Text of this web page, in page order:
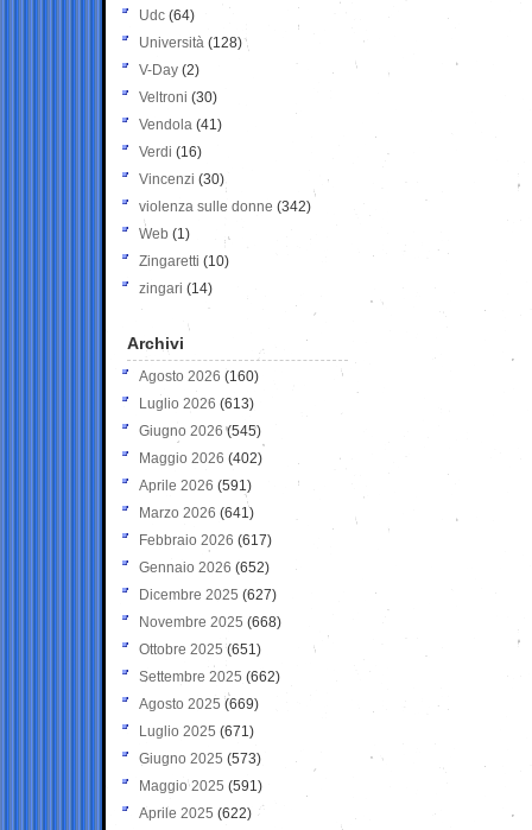
Udc (64)
Università (128)
V-Day (2)
Veltroni (30)
Vendola (41)
Verdi (16)
Vincenzi (30)
violenza sulle donne (342)
Web (1)
Zingaretti (10)
zingari (14)
Archivi
Agosto 2026 (160)
Luglio 2026 (613)
Giugno 2026 (545)
Maggio 2026 (402)
Aprile 2026 (591)
Marzo 2026 (641)
Febbraio 2026 (617)
Gennaio 2026 (652)
Dicembre 2025 (627)
Novembre 2025 (668)
Ottobre 2025 (651)
Settembre 2025 (662)
Agosto 2025 (669)
Luglio 2025 (671)
Giugno 2025 (573)
Maggio 2025 (591)
Aprile 2025 (622)